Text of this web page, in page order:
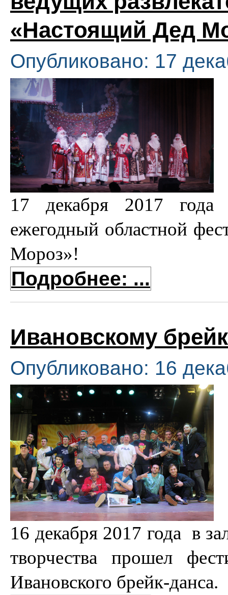
«Настоящий Дед
Опубликовано: 17
17 декабря 2017 года
ежегодный областной
Мороз»!
Подробнее: ...
Ивановскому
Опубликовано: 16
16 декабря 2017 года в
творчества прошел
Ивановского брейк-данса.